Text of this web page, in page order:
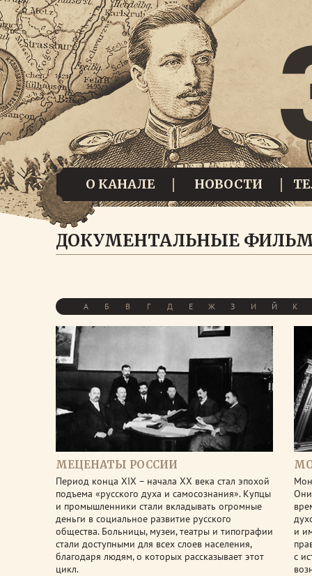
О КАНАЛЕ НОВОСТИ
ДОКУМЕНТАЛЬНЫЕ
А Б В Г Д Е Ж З И Й К
МЕЦЕНАТЫ РОССИИ
Период конца XIX – начала XX века стал эпохой
подъема «русского духа и самосознания». Купцы
и промышленники стали вкладывать огромные
деньги в социальное развитие русского
общества. Больницы, музеи, театры и типографии
стали доступными для всех слоев населения,
благодаря людям, о которых рассказывает этот
цикл.
и
с